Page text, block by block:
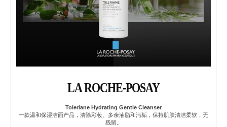
LA ROCHE-POSAY
Toleriane Hydrating Gentle Cleanser
一款温和保湿洁面产品，清除彩妆、多余油脂和污垢，保持肌肤清洁柔软，无
残留。